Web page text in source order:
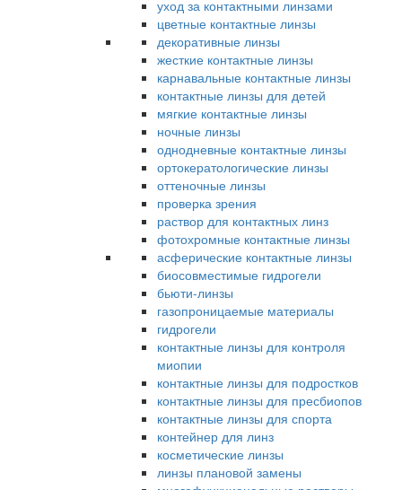
уход за контактными линзами
цветные контактные линзы
декоративные линзы
жесткие контактные линзы
карнавальные контактные линзы
контактные линзы для детей
мягкие контактные линзы
ночные линзы
однодневные контактные линзы
ортокератологические линзы
оттеночные линзы
проверка зрения
раствор для контактных линз
фотохромные контактные линзы
асферические контактные линзы
биосовместимые гидрогели
бьюти-линзы
газопроницаемые материалы
гидрогели
контактные линзы для контроля
миопии
контактные линзы для подростков
контактные линзы для пресбиопов
контактные линзы для спорта
контейнер для линз
косметические линзы
линзы плановой замены